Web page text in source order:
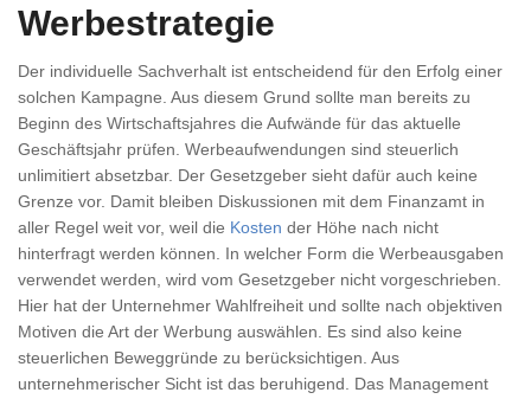
Werbestrategie
Der individuelle Sachverhalt ist entscheidend für den Erfolg einer
solchen Kampagne. Aus diesem Grund sollte man bereits zu
Beginn des Wirtschaftsjahres die Aufwände für das aktuelle
Geschäftsjahr prüfen. Werbeaufwendungen sind steuerlich
unlimitiert absetzbar. Der Gesetzgeber sieht dafür auch keine
Grenze vor. Damit bleiben Diskussionen mit dem Finanzamt in
aller Regel weit vor, weil die Kosten der Höhe nach nicht
hinterfragt werden können. In welcher Form die Werbeausgaben
verwendet werden, wird vom Gesetzgeber nicht vorgeschrieben.
Hier hat der Unternehmer Wahlfreiheit und sollte nach objektiven
Motiven die Art der Werbung auswählen. Es sind also keine
steuerlichen Beweggründe zu berücksichtigen. Aus
unternehmerischer Sicht ist das beruhigend. Das Management